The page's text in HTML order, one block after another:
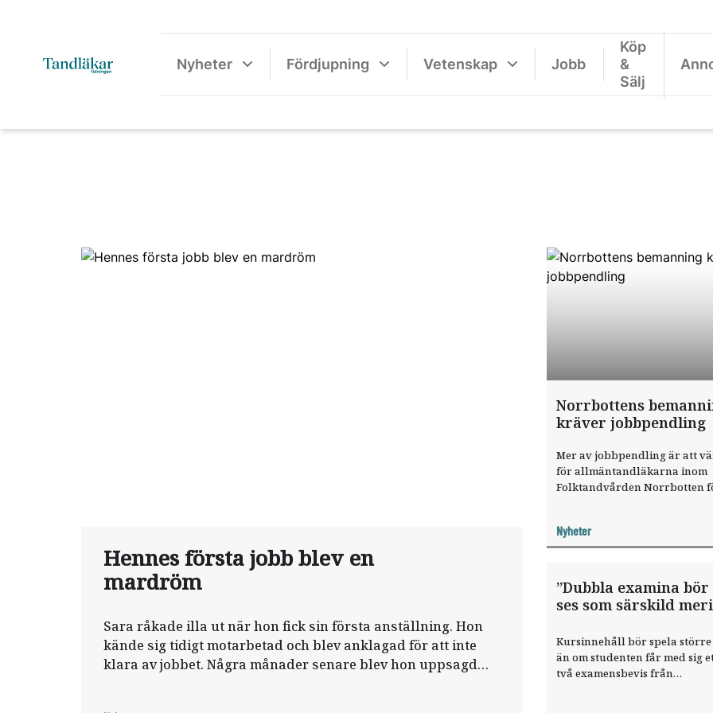
Nyheter Fördjupning Vetenskap Jobb
Köp
&
Sälj
Hennes första jobb blev en
mardröm
Sara råkade illa ut när hon fick sin första anställning. Hon
kände sig tidigt motarbetad och blev anklagad för att inte
klara av jobbet. Några månader senare blev hon uppsagd
Norrbottens
kräver jobbpendling
Mer av jobbpendling är att
för allmäntandläkarna inom
Folktandvården Norrbotten
klinikstruktur ser inte ut att
någon skillnad.
Nyheter
”Dubbla examina
ses som särskild
Kursinnehåll bör spela
än om studenten får med sig
två examensbevis från